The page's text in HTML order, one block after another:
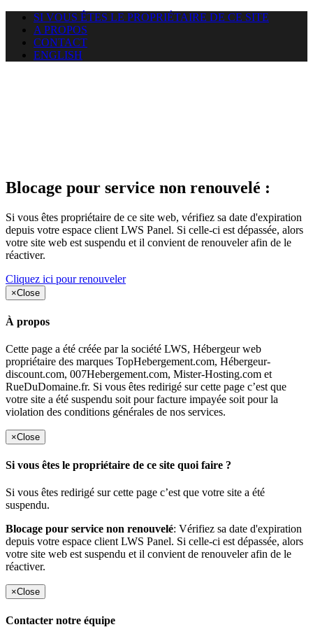
SI VOUS ÊTES LE PROPRIÉTAIRE DE CE SITE
A PROPOS
CONTACT
ENGLISH
Blocage pour service non renouvelé :
Si vous êtes propriétaire de ce site web, vérifiez sa date d'expiration
depuis votre espace client LWS Panel. Si celle-ci est dépassée, alors
votre site web est suspendu et il convient de renouveler afin de le
réactiver.
Cliquez ici pour renouveler
×Close
À propos
Cette page a été créée par la société LWS, Hébergeur web
propriétaire des marques TopHebergement.com, Hébergeur-
discount.com, 007Hebergement.com, Mister-Hosting.com et
RueDuDomaine.fr. Si vous êtes redirigé sur cette page c’est que
votre site a été suspendu soit pour facture impayée soit pour la
violation des conditions générales de nos services.
×Close
Si vous êtes le propriétaire de ce site quoi faire ?
Si vous êtes redirigé sur cette page c’est que votre site a été
suspendu.
Blocage pour service non renouvelé: Vérifiez sa date d'expiration
depuis votre espace client LWS Panel. Si celle-ci est dépassée, alors
votre site web est suspendu et il convient de renouveler afin de le
réactiver.
×Close
Contacter notre équipe